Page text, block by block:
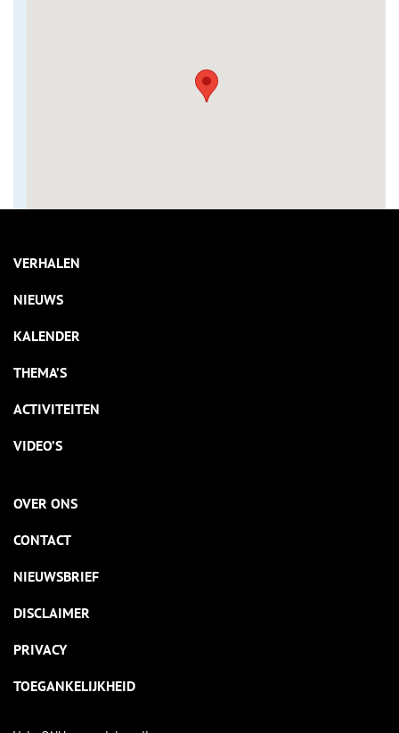
VERHALEN
NIEUWS
KALENDER
THEMA’S
ACTIVITEITEN
VIDEO’S
OVER ONS
CONTACT
NIEUWSBRIEF
DISCLAIMER
PRIVACY
TOEGANKELIJKHEID